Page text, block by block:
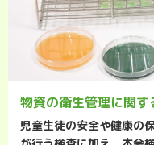
物資の衛生管理に関す
児童生徒の安全や健康の